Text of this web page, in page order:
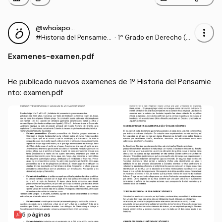
@whoisporto
#Historia del Pensamien · 1º Grado en Derecho (UF
more_vert
Examenes-examen.pdf
He publicado nuevos examenes de 1º Historia del Pensamie
nto: examen.pdf
5 páginas